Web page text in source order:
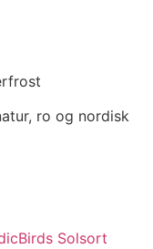
ro og nordisk